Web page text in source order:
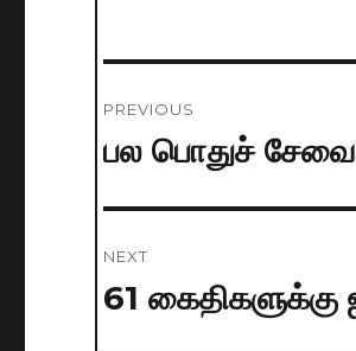
navigation
PREVIOUS
Previous
பல பொதுச்
NEXT
Next
61 கைதிகளுக்கு